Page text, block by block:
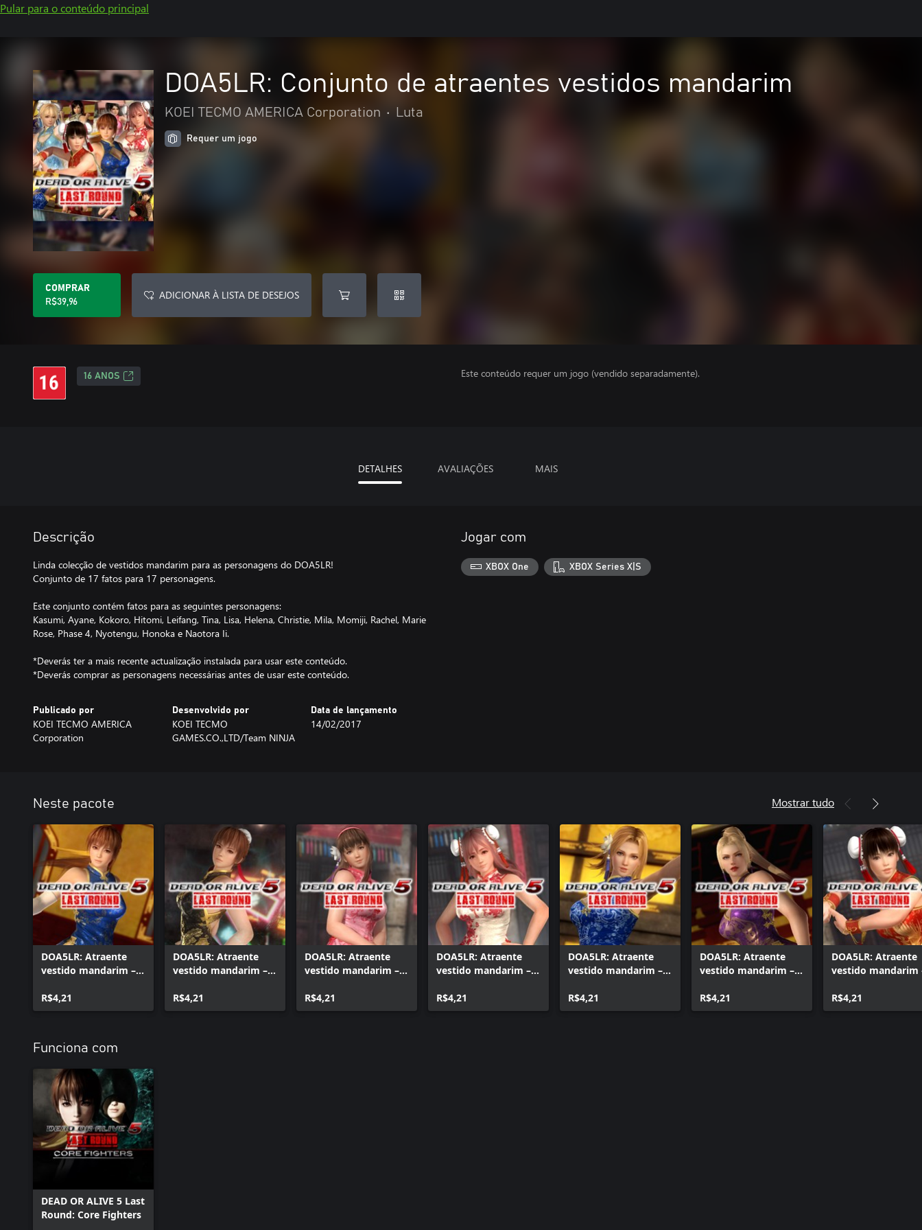
Pular para o conteúdo principal
DOA5LR: Conjunto de atraentes vestidos mandarim
KOEI TECMO AMERICA Corporation • Luta
Requer um jogo
COMPRAR
R$39,96
ADICIONAR À LISTA DE DESEJOS
16 ANOS Este conteúdo requer um jogo (vendido separadamente).
DETALHES AVALIAÇÕES MAIS
Descrição
Linda colecção de vestidos mandarim para as personagens do DOA5LR!
Conjunto de 17 fatos para 17 personagens.
Este conjunto contém fatos para as seguintes personagens:
Kasumi, Ayane, Kokoro, Hitomi, Leifang, Tina, Lisa, Helena, Christie, Mila, Momiji, Rachel, Marie
Rose, Phase 4, Nyotengu, Honoka e Naotora Ii.
*Deverás ter a mais recente actualização instalada para usar este conteúdo.
*Deverás comprar as personagens necessárias antes de usar este conteúdo.
Publicado por
KOEI TECMO AMERICA
Corporation
Desenvolvido por
KOEI TECMO
GAMES.CO.,LTD/Team NINJA
Data de lançamento
14/02/2017
Jogar com
XBOX One XBOX Series X|S
Neste pacote Mostrar tudo
DOA5LR: Atraente
vestido mandarim –
R$4,21
DOA5LR: Atraente
vestido mandarim –
R$4,21
DOA5LR: Atraente
vestido mandarim –
R$4,21
DOA5LR: Atraente
vestido mandarim –
R$4,21
DOA5LR: Atraente
vestido mandarim –
R$4,21
DOA5LR: Atraente
vestido mandarim –
R$4,21
DOA5LR: Atraente
vestido mandarim
R$4,21
Funciona com
DEAD OR ALIVE 5 Last
Round: Core Fighters